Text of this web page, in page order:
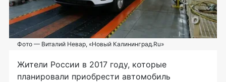
Фото — Виталий Невар, «Новый Калининград.Ru»
Жители России в 2017 году, которые
планировали приобрести автомобиль